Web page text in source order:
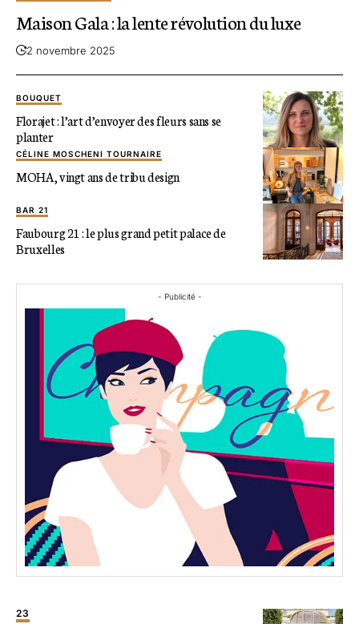
Maison Gala : la lente révolution du luxe
2 novembre 2025
BOUQUET
Florajet : l’art d’envoyer des fleurs sans se
planter
CÉLINE MOSCHENI TOURNAIRE
MOHA, vingt ans de tribu design
BAR 21
Faubourg 21 : le plus grand petit palace de
Bruxelles
- Publicité -
23